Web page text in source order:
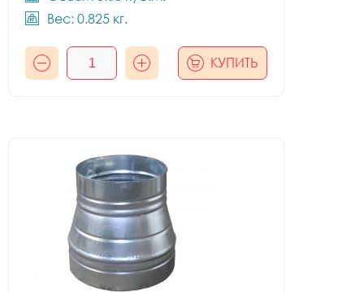
Вес: 0.825 кг.
КУПИТЬ